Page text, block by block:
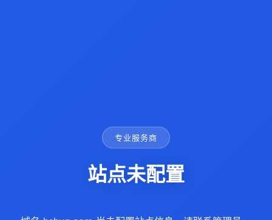
专业服务商
站点未配置